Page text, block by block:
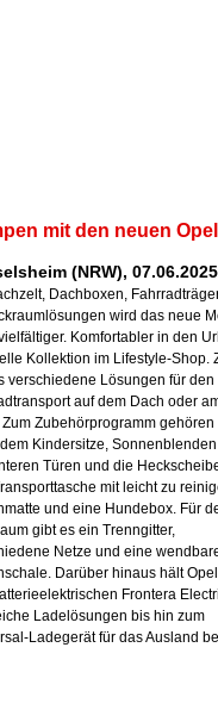
mit den neuen
(NRW), 07.06.2025
Dachboxen,
wird das neue
Komfortabler in den
Kollektion im Lifestyle-Shop.
verschiedene Lösungen für den
auf dem Dach oder
Zum Zubehörprogramm gehören
Kindersitze,
Türen und die
mit leicht zu
und eine Hundebox. Für
gibt es ein Trenngitter,
Netze und eine
Darüber hinaus hält
Frontera
Ladelösungen bis hin zum
Ladegerät für das Ausland